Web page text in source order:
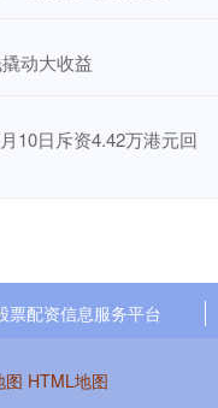
动大收益
10日斥资4.42万港元回
票配资信息服务平台
图 HTML地图